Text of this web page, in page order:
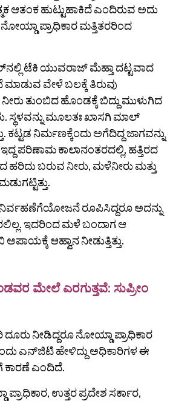
ಆತಂಕ ಹುಟ್ಟುಹಾಕಿದೆ ಎಂದಿರುವ ಅದು
ನೋಯ್ಡಾ ಪ್ರಾಧಿಕಾರ ಮತ್ತಿತರರಿಂದ
ಟೆಕಿ ಯುವರಾಜ್‌ ಮೆಹ್ತಾ ದಟ್ಟವಾದ
ವೇಳೆ ಬಲಕ್ಕೆ ತಿರುವು
ನೀರು ತುಂಬಿದ ಹೊಂಡಕ್ಕೆ ಬಿದ್ದು ಮುಳುಗಿದ
ಸ್ಥಳವನ್ನು ಮೂಲತಃ ಖಾಸಗಿ ಮಾಲ್
ನಿರ್ಮಣಕ್ಕೆಂದು ಅಗೆದಿದ್ದ ಜಾಗವನ್ನು
ಪರಿಣಾಮ ಕಾಲಾನಂತರದಲ್ಲಿ, ಹತ್ತಿರದ
ಬರುವ ನೀರು, ಮಳೆನೀರು ಮತ್ತು
ನಿರ್ವಹಣೆಗೆಯೋಜನೆ ರೂಪಿಸಿದ್ದರೂ ಅದನ್ನು
ಇದರಿಂದ ಮಳೆ ಬಂದಾಗ ಆ
ಅಪಾಯಕ್ಕೆ ಆಹ್ವಾನ ನೀಡುತ್ತಿತ್ತು.
ಮೇಲೆ ಎರಗುತ್ತವೆ: ಸುಪ್ರೀಂ
ನೀಡಿದ್ದರೂ ನೋಯ್ಡಾ ಪ್ರಾಧಿಕಾರ
ಎನ್‌ಜಿಟಿ ಹೇಳಿದ್ದು ಅಧಿಕಾರಿಗಳ ಈ
ಕಾರಣೆ ಎಂದಿದೆ.
ಉತ್ತರ ಪ್ರದೇಶ ಸರ್ಕಾರ,